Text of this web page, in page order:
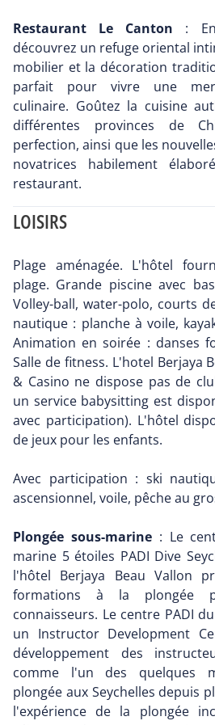
Restaurant Le Canton :
découvrez un refuge oriental
mobilier et la décoration
parfait pour vivre une
culinaire. Goûtez la cuisine
différentes provinces de
perfection, ainsi que les
novatrices habilement
restaurant.
LOISIRS
Plage aménagée. L'hôtel
plage. Grande piscine avec
Volley-ball, water-polo, courts
nautique : planche à voile,
Animation en soirée : danses
Salle de fitness. L'hotel Berjaya
& Casino ne dispose pas de
un service babysitting est
avec participation). L'hôtel
de jeux pour les enfants.
Avec participation : ski
ascensionnel, voile, pêche au
Plongée sous-marine: Le
marine 5 étoiles PADI Dive
l'hôtel Berjaya Beau Vallon
formations à la plongée
connaisseurs. Le centre PADI
un Instructor Development
développement des
comme l'un des quelques
plongée aux Seychelles depuis
l'expérience de la plongée